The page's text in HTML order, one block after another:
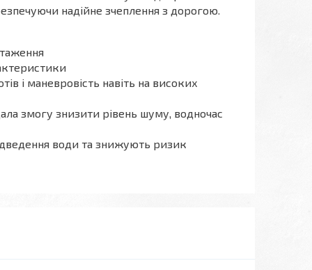
надійне зчеплення з дорогою.
і маневровість навіть на високих
змогу знизити рівень шуму, водночас
води та знижують ризик